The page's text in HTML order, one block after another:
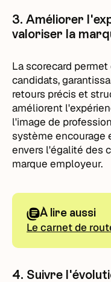
3. Améliorer
valoriser la
La scorecard
candidats,
retours précis et
améliorent
l'image de
système encourage
envers l'égalité des
marque employeur.
À lire aussi
Le carnet de
4. Suivre